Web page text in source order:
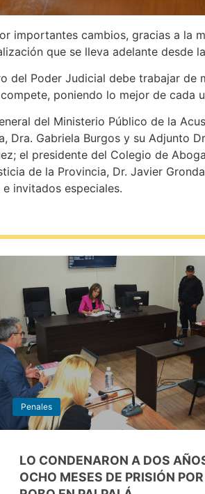
importantes cambios, gracias a la
que se lleva adelante desde
del Poder Judicial debe trabajar de
poniendo lo mejor de cada
del Ministerio Público de la
Dra. Gabriela Burgos y su Adjunto
el presidente del Colegio de
de la Provincia, Dr. Javier
invitados especiales.
Penales
LO CONDENARON A DOS
OCHO MESES DE PRISIÓN